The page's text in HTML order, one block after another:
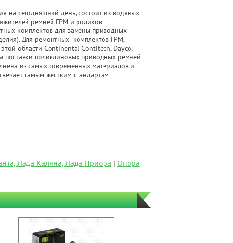
на сегодняшний день, состоит из водяных
ремней ГРМ и роликов
комплектов для замены приводных
Для ремонтных комплектов ГРМ,
области Continental Contitech, Dayco,
поставки поликлиновых приводных ремней
из самых современных материалов и
самым жестким стандартам
Лада Калина, Лада Приора | Опора